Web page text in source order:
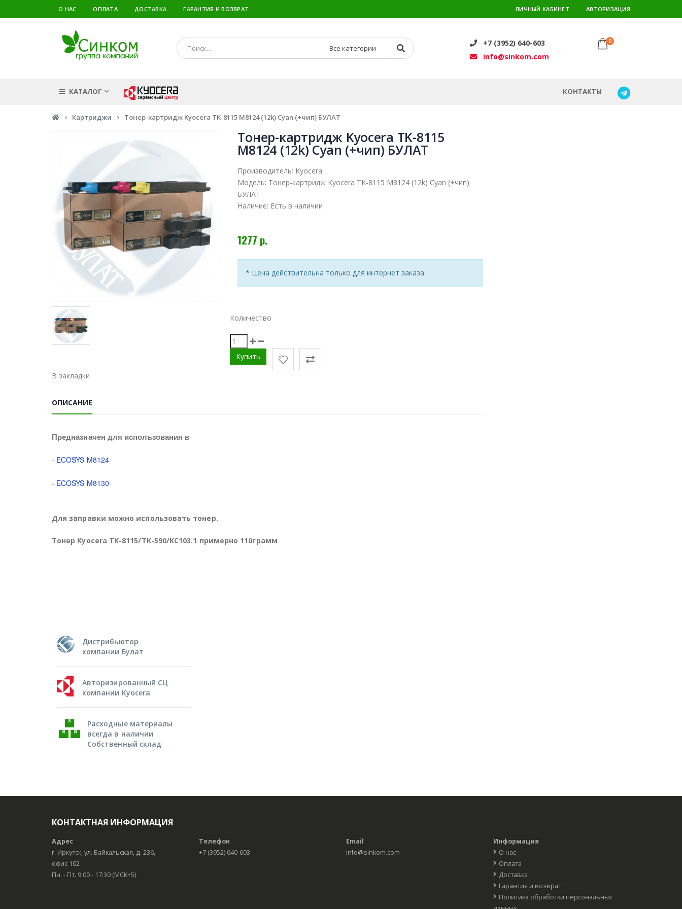
О НАС ОПЛАТА ДОСТАВКА ГАРАНТИЯ И ВОЗВРАТ ЛИЧНЫЙ КАБИНЕТ АВТОРИЗАЦИЯ
+7 (3952) 640-603
info@sinkom.com
0
КАТАЛОГ КОНТАКТЫ
Картриджи Тонер-картридж Kyocera TK-8115 M8124 (12k) Cyan (+чип) БУЛАТ
Тонер-картридж Kyocera TK-8115
M8124 (12k) Cyan (+чип) БУЛАТ
Производитель: Kyocera
Модель: Тонер-картридж Kyocera TK-8115 M8124 (12k) Cyan (+чип)
БУЛАТ
Наличие: Есть в наличии
1277 р.
* Цена действительна только для интернет заказа
Количество
В закладки
ОПИСАНИЕ
Предназначен для использования в
- ECOSYS M8124
- ECOSYS M8130
Для заправки можно использовать тонер.
Тонер Kyocera TK-8115/TK-590/KC103.1 примерно 110грамм
Дистрибьютор
компании Булат
Авторизированный СЦ
компании Kyocera
Расходные материалы
всегда в наличии
Собственный склад
КОНТАКТНАЯ ИНФОРМАЦИЯ
Адрес
г. Иркутск, ул. Байкальская, д. 236,
офис 102
Пн. - Пт. 9:00 - 17:30 (МСК+5)
Телефон
+7 (3952) 640-603
Email
info@sinkom.com
Информация
О нас
Оплата
Доставка
Гарантия и возврат
Политика обработки персональных